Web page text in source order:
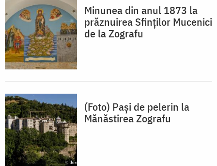
Minunea din anul 1873 la
prăznuirea Sfinților Mucenici
de la Zografu
(Foto) Pași de pelerin la
Mănăstirea Zografu